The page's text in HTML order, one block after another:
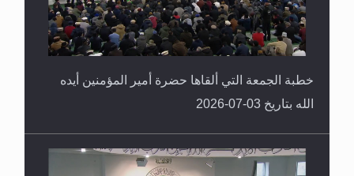
خطبة الجمعة التي ألقاها حضرة أمير المؤمنين أيده
الله بتاريخ 03-07-2026